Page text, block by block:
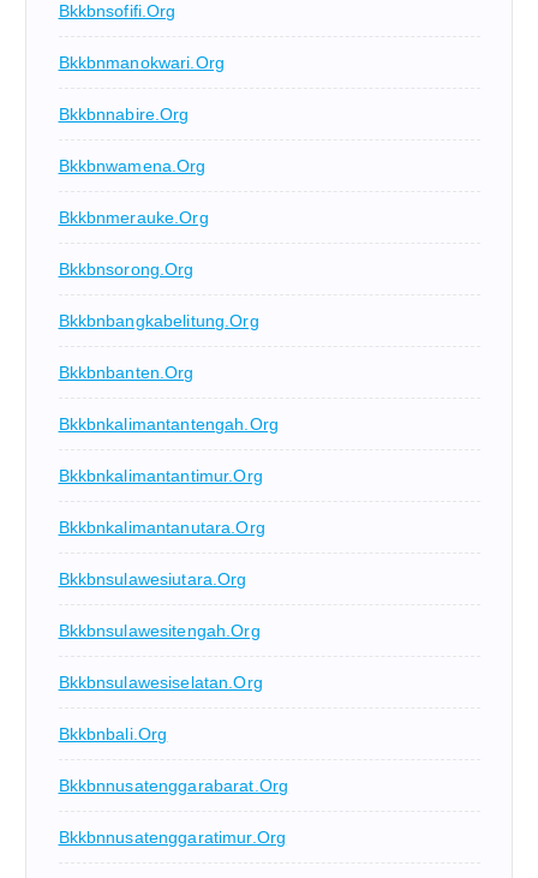
Bkkbnsofifi.org
Bkkbnmanokwari.org
Bkkbnnabire.org
Bkkbnwamena.org
Bkkbnmerauke.org
Bkkbnsorong.org
Bkkbnbangkabelitung.org
Bkkbnbanten.org
Bkkbnkalimantantengah.org
Bkkbnkalimantantimur.org
Bkkbnkalimantanutara.org
Bkkbnsulawesiutara.org
Bkkbnsulawesitengah.org
Bkkbnsulawesiselatan.org
Bkkbnbali.org
Bkkbnnusatenggarabarat.org
Bkkbnnusatenggaratimur.org